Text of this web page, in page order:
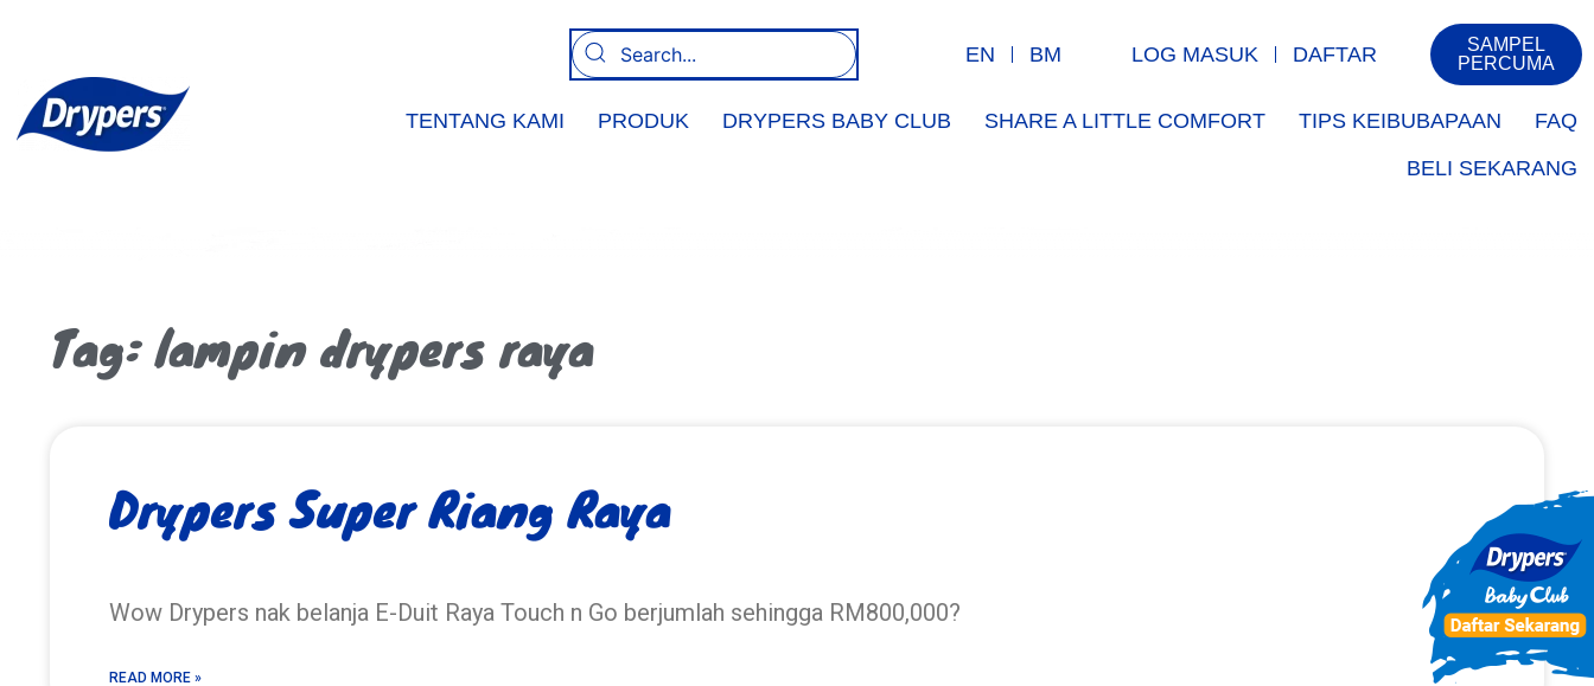
EN BM LOG MASUK DAFTAR
SAMPEL
PERCUMA
TENTANG KAMI PRODUK DRYPERS BABY CLUB SHARE A LITTLE COMFORT TIPS KEIBUBAPAAN
FAQ
BELI SEKARANG
Tag: lampin drypers raya
Drypers Super Riang Raya
Wow Drypers nak belanja E-Duit Raya Touch n Go berjumlah sehingga RM800,000?
READ MORE »